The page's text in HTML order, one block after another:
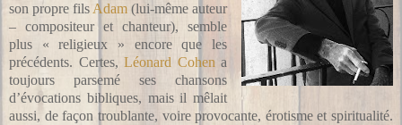
son propre fils Adam (lui-même auteur
– compositeur et chanteur), semble
plus « religieux » encore que les
précédents. Certes, Léonard Cohen a
toujours parsemé ses chansons
d’évocations bibliques, mais il mêlait
aussi, de façon troublante, voire provocante, érotisme et spiritualité.